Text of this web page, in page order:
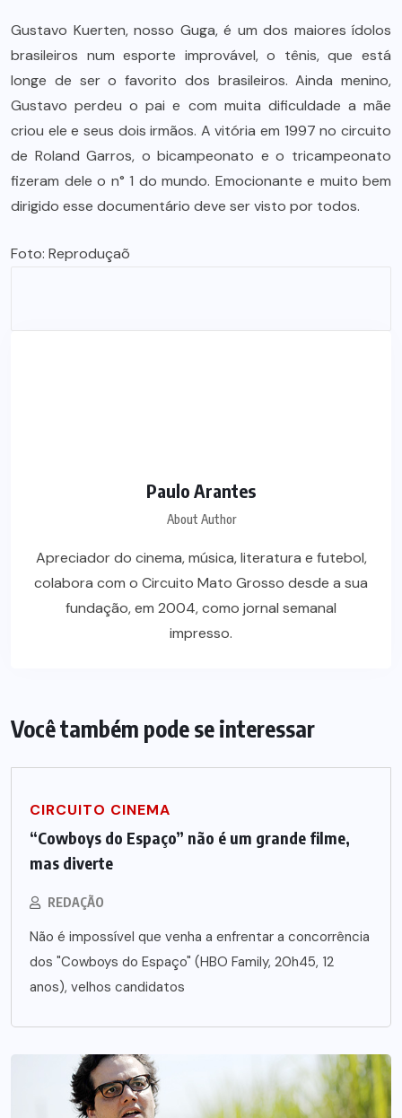
Gustavo Kuerten, nosso Guga, é um dos maiores ídolos
brasileiros num esporte improvável, o tênis, que está
longe de ser o favorito dos brasileiros. Ainda menino,
Gustavo perdeu o pai e com muita dificuldade a mãe
criou ele e seus dois irmãos. A vitória em 1997 no circuito
de Roland Garros, o bicampeonato e o tricampeonato
fizeram dele o n° 1 do mundo. Emocionante e muito bem
dirigido esse documentário deve ser visto por todos.
Foto: Reproduçaõ
Paulo Arantes
About Author
Apreciador do cinema, música, literatura e futebol,
colabora com o Circuito Mato Grosso desde a sua
fundação, em 2004, como jornal semanal
impresso.
Você também pode se interessar
CIRCUITO CINEMA
“Cowboys do Espaço” não é um grande filme,
mas diverte
REDAÇÃO
Não é impossível que venha a enfrentar a concorrência
dos "Cowboys do Espaço" (HBO Family, 20h45, 12
anos), velhos candidatos